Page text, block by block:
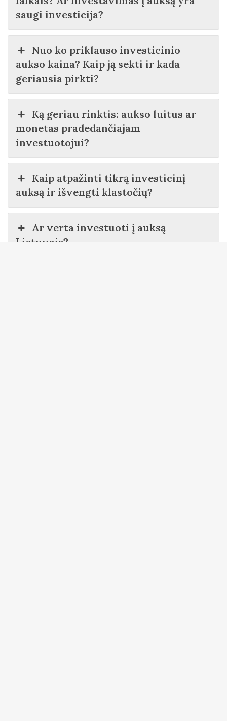
saugi investicija?
Nuo ko priklauso investicinio
aukso kaina? Kaip ją sekti ir kada
geriausia pirkti?
Ką geriau rinktis: aukso luitus ar
monetas pradedančiajam
investuotojui?
Kaip atpažinti tikrą investicinį
auksą ir išvengti klastočių?
Ar verta investuoti į auksą
Lietuvoje?